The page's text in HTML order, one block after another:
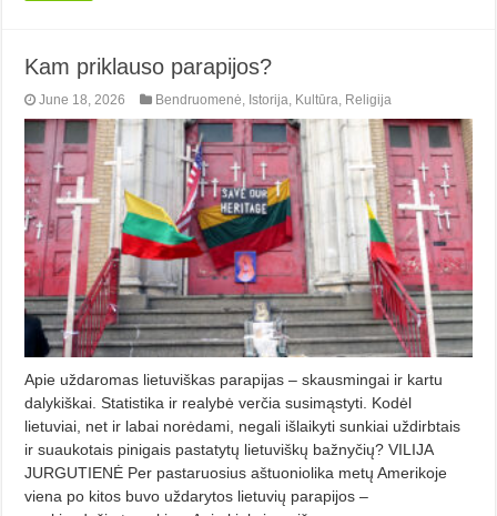
Kam priklauso parapijos?
June 18, 2026 Bendruomenė, Istorija, Kultūra, Religija
Apie uždaromas lietuviškas parapijas – skausmingai ir kartu
dalykiškai. Statistika ir realybė verčia susimąstyti. Kodėl
lietuviai, net ir labai norėdami, negali išlaikyti sunkiai uždirbtais
ir suaukotais pinigais pastatytų lietuviškų bažnyčių? VILIJA
JURGUTIENĖ Per pastaruosius aštuoniolika metų Amerikoje
viena po kitos buvo uždarytos lietuvių parapijos –